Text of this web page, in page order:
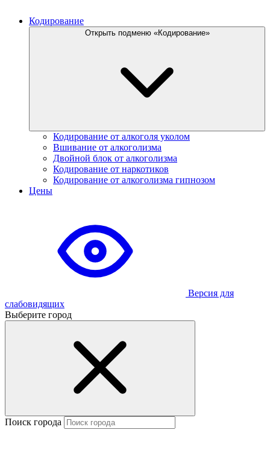
Кодирование
Открыть подменю «Кодирование»
Кодирование от алкоголя уколом
Вшивание от алкоголизма
Двойной блок от алкоголизма
Кодирование от наркотиков
Кодирование от алкоголизма гипнозом
Цены
Версия для
слабовидящих
Выберите город
Поиск города